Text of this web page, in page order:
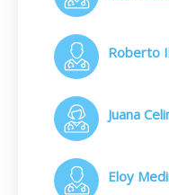
Roberto
Juana
Eloy